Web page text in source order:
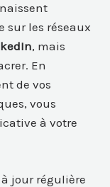
sur les réseaux
, mais
En
de vos
vous
à votre
jour régulière